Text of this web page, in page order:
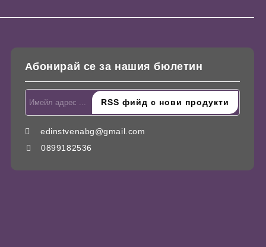
Абонирай се за нашия бюлетин
edinstvenabg@gmail.com
0899182536